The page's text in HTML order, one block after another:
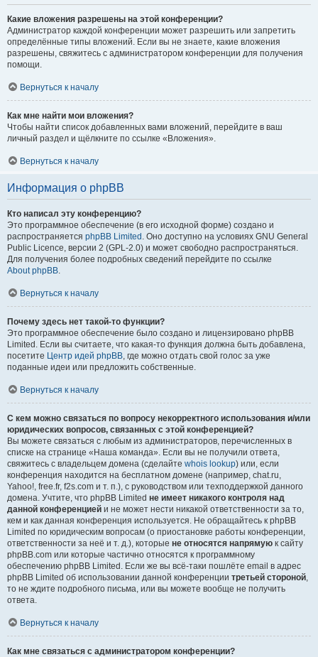
Какие вложения разрешены на этой конференции?
Администратор каждой конференции может разрешить или запретить
определённые типы вложений. Если вы не знаете, какие вложения
разрешены, свяжитесь с администратором конференции для получения
помощи.
Вернуться к началу
Как мне найти мои вложения?
Чтобы найти список добавленных вами вложений, перейдите в ваш
личный раздел и щёлкните по ссылке «Вложения».
Вернуться к началу
Информация о phpBB
Кто написал эту конференцию?
Это программное обеспечение (в его исходной форме) создано и
распространяется phpBB Limited . Оно доступно на условиях GNU General
Public Licence, версии 2 (GPL-2.0) и может свободно распространяться.
Для получения более подробных сведений перейдите по ссылке
About phpBB.
Вернуться к началу
Почему здесь нет такой-то функции?
Это программное обеспечение было создано и лицензировано phpBB
Limited. Если вы считаете, что какая-то функция должна быть добавлена,
посетите Центр идей phpBB, где можно отдать свой голос за уже
поданные идеи или предложить собственные.
Вернуться к началу
С кем можно связаться по вопросу некорректного использования и/или
юридических вопросов, связанных с этой конференцией?
Вы можете связаться с любым из администраторов, перечисленных в
списке на странице «Наша команда». Если вы не получили ответа,
свяжитесь с владельцем домена (сделайте whois lookup) или, если
конференция находится на бесплатном домене (например, chat.ru,
Yahoo!, free.fr, f2s.com и т. п.), с руководством или техподдержкой данного
домена. Учтите, что phpBB Limited не имеет никакого контроля над
данной конференцией и не может нести никакой ответственности за то,
кем и как данная конференция используется. Не обращайтесь к phpBB
Limited по юридическим вопросам (о приостановке работы конференции,
ответственности за неё и т. д.), которые не относятся напрямую к сайту
phpBB.com или которые частично относятся к программному
обеспечению phpBB Limited. Если же вы всё-таки пошлёте email в адрес
phpBB Limited об использовании данной конференции третьей стороной,
то не ждите подробного письма, или вы можете вообще не получить
ответа.
Вернуться к началу
Как мне связаться с администратором конференции?